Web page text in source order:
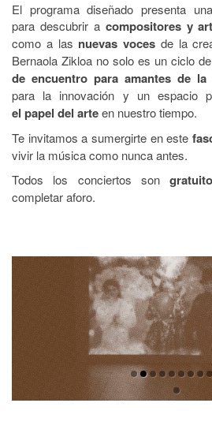
El programa diseñado presenta
para descubrir a compositores y
como a las nuevas voces de la
Bernaola Zikloa no solo es un ciclo
de encuentro para amantes de la
para la innovación y un espacio
el papel del arteen nuestro tiempo.
Te invitamos a sumergirte en este
vivir la música como nunca antes.
Todos los conciertos son
completar aforo.